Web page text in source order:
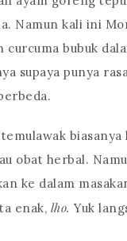
Namun kali ini
curcuma bubuk
supaya punya
obat herbal.
ke dalam
enak, lho.Yuk